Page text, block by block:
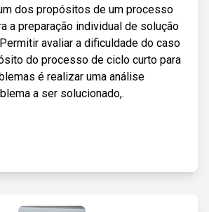
dos propósitos de um processo
a preparação individual de solução
avaliar a dificuldade do caso
do processo de ciclo curto para
é realizar uma análise
a ser solucionado,.